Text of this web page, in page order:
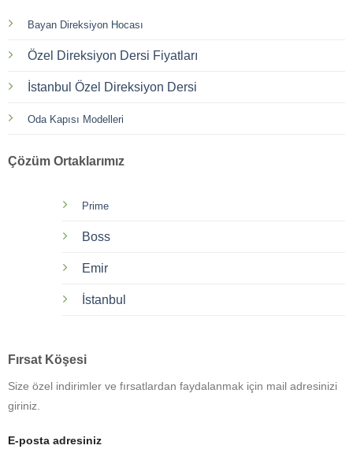
Bayan Direksiyon Hocası
Özel Direksiyon Dersi Fiyatları
İstanbul Özel Direksiyon Dersi
Oda Kapısı Modelleri
Çözüm Ortaklarımız
Prime
Boss
Emir
İstanbul
Fırsat Köşesi
Size özel indirimler ve fırsatlardan faydalanmak için mail adresinizi
giriniz.
E-posta adresiniz